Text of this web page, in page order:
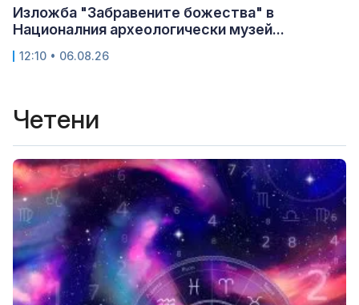
Изложба "Забравените божества" в
Националния археологически музей...
12:10 • 06.08.26
Четени